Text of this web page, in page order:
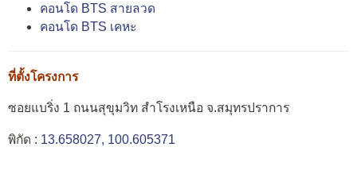
คอนโด BTS สายลวด
คอนโด BTS เคหะ
ที่ตั้งโครงการ
ซอยแบริ่ง 1 ถนนสุขุมวิท สำโรงเหนือ จ.สมุทรปราการ
พิกัด : 13.658027, 100.605371